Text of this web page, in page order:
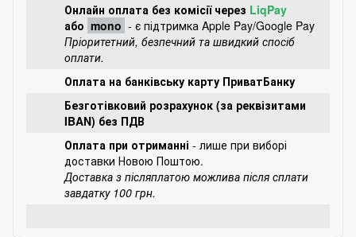
Онлайн оплата без комісії через LiqPay
або mono - є підтримка Apple Pay/Google Pay
Пріоритетний, безпечний та швидкий спосіб
оплати.
Оплата на банківську карту ПриватБанку
Безготівковий розрахунок (за реквізитами
IBAN) без ПДВ
Оплата при отриманні - лише при виборі
доставки Новою Поштою.
Доставка з післяплатою можлива після сплати
завдатку 100 грн.